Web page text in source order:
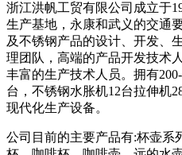
浙江洪帆工贸有限公司成立于
生产基地，永康和武义的交通
及不锈钢产品的设计、开发、
理团队，高端的产品开发技术
丰富的生产技术人员。拥有
台，不锈钢水胀机12台拉伸机
现代化生产设备。
公司目前的主要产品有:杯壶系